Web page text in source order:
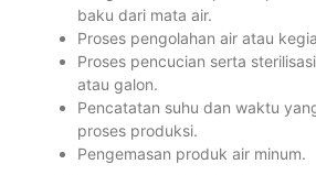
baku dari mata air.
Proses pengolahan air atau
Proses pencucian serta
atau galon.
Pencatatan suhu dan waktu
proses produksi.
Pengemasan produk air minum.